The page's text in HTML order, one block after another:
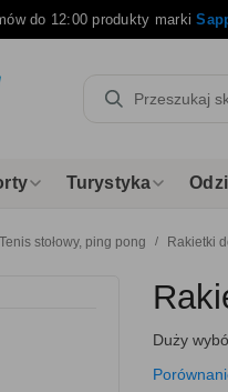
do 12:00 produkty marki
Turystyka
Tenis stołowy, ping pong Rakietki
Duży